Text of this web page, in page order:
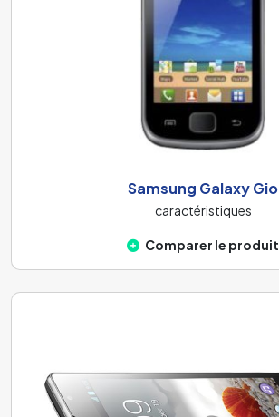
Samsung Galaxy Gio
caractéristiques
Comparer le produit